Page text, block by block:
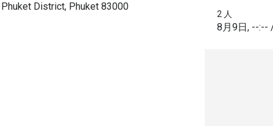
District, Phuket 83000
2 人
8月9日, --:--